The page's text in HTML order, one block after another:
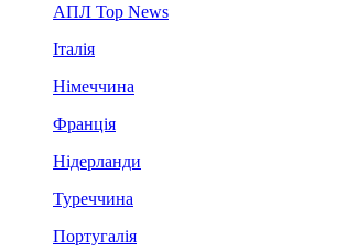
АПЛ Top News
Італія
Німеччина
Франція
Нідерланди
Туреччина
Португалія